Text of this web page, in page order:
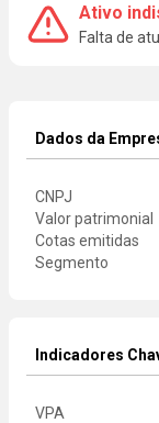
Ativo
Falta de
Dados da
CNPJ
Valor patrimonial
Cotas emitidas
Segmento
Indicadores
VPA